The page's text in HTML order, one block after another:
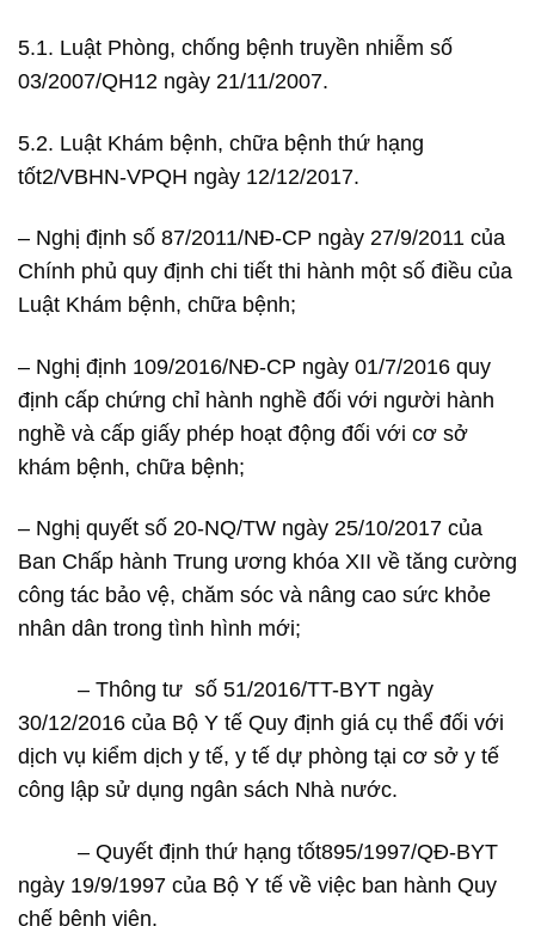
5.1. Luật Phòng, chống bệnh truyền nhiễm số
03/2007/QH12 ngày 21/11/2007.
5.2. Luật Khám bệnh, chữa bệnh thứ hạng
tốt2/VBHN-VPQH ngày 12/12/2017.
– Nghị định số 87/2011/NĐ-CP ngày 27/9/2011 của
Chính phủ quy định chi tiết thi hành một số điều của
Luật Khám bệnh, chữa bệnh;
– Nghị định 109/2016/NĐ-CP ngày 01/7/2016 quy
định cấp chứng chỉ hành nghề đối với người hành
nghề và cấp giấy phép hoạt động đối với cơ sở
khám bệnh, chữa bệnh;
– Nghị quyết số 20-NQ/TW ngày 25/10/2017 của
Ban Chấp hành Trung ương khóa XII về tăng cường
công tác bảo vệ, chăm sóc và nâng cao sức khỏe
nhân dân trong tình hình mới;
– Thông tư số 51/2016/TT-BYT ngày
30/12/2016 của Bộ Y tế Quy định giá cụ thể đối với
dịch vụ kiểm dịch y tế, y tế dự phòng tại cơ sở y tế
công lập sử dụng ngân sách Nhà nước.
– Quyết định thứ hạng tốt895/1997/QĐ-BYT
ngày 19/9/1997 của Bộ Y tế về việc ban hành Quy
chế bệnh viện.